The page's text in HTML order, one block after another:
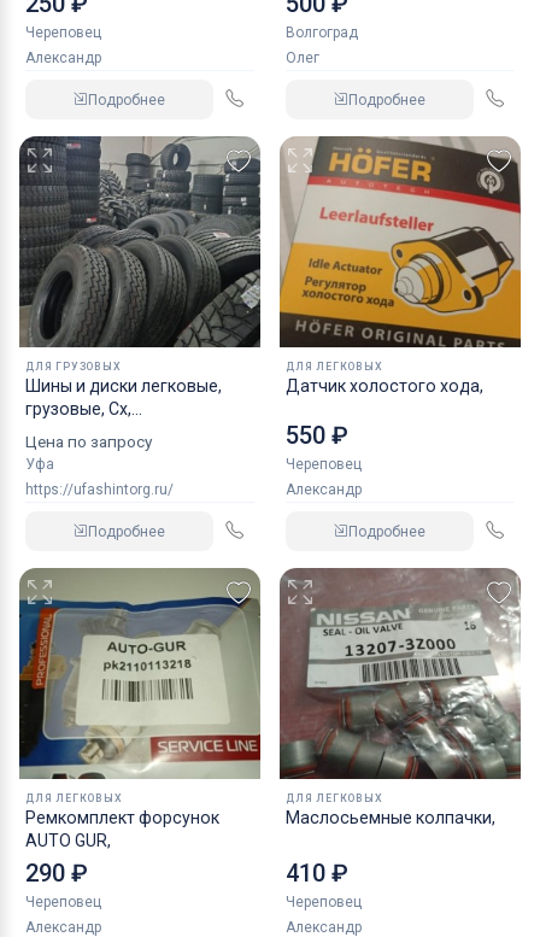
Череповец
Александр
Подробнее
Волгоград
Олег
Подробнее
ДЛЯ ГРУЗОВЫХ
Шины и диски легковые,
грузовые, Сх,
Цена по запросу
Уфа
https://ufashintorg.ru/
Подробнее
ДЛЯ ЛЕГКОВЫХ
Датчик холостого хода,
550 ₽
Череповец
Александр
Подробнее
ДЛЯ ЛЕГКОВЫХ
Ремкомплект форсунок
AUTO GUR,
290 ₽
Череповец
Александр
ДЛЯ ЛЕГКОВЫХ
Маслосьемные колпачки,
410 ₽
Череповец
Александр